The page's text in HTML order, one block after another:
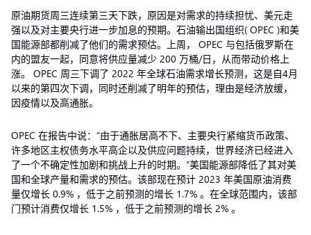
原油期货周三连续第三天下跌，原因是对需求的持续担忧、美元走
强以及对主要央行进一步加息的预期。石油输出国组织( OPEC )和美
国能源部都削减了他们的需求预估。上周， OPEC 与包括俄罗斯在
内的盟友一起，同意将供应量减少 200 万桶/日，从而带动价格上
涨。 OPEC 周三下调了 2022 年全球石油需求增长预测，这是自4月
以来的第四次下调，同时还削减了明年的预估，理由是经济放缓，
因疫情以及高通胀。
OPEC 在报告中说：“由于通胀居高不下、主要央行紧缩货币政策、
许多地区主权债务水平高企以及供应问题持续，世界经济已经进入
了一个不确定性加剧和挑战上升的时期。”美国能源部降低了其对美
国和全球产量和需求的预估。该部现在预计 2023 年美国原油消费
量仅增长 0.9% ，低于之前预测的增长 1.7% 。在全球范围内，该部
门预计消费仅增长 1.5% ，低于之前预测的增长 2% 。